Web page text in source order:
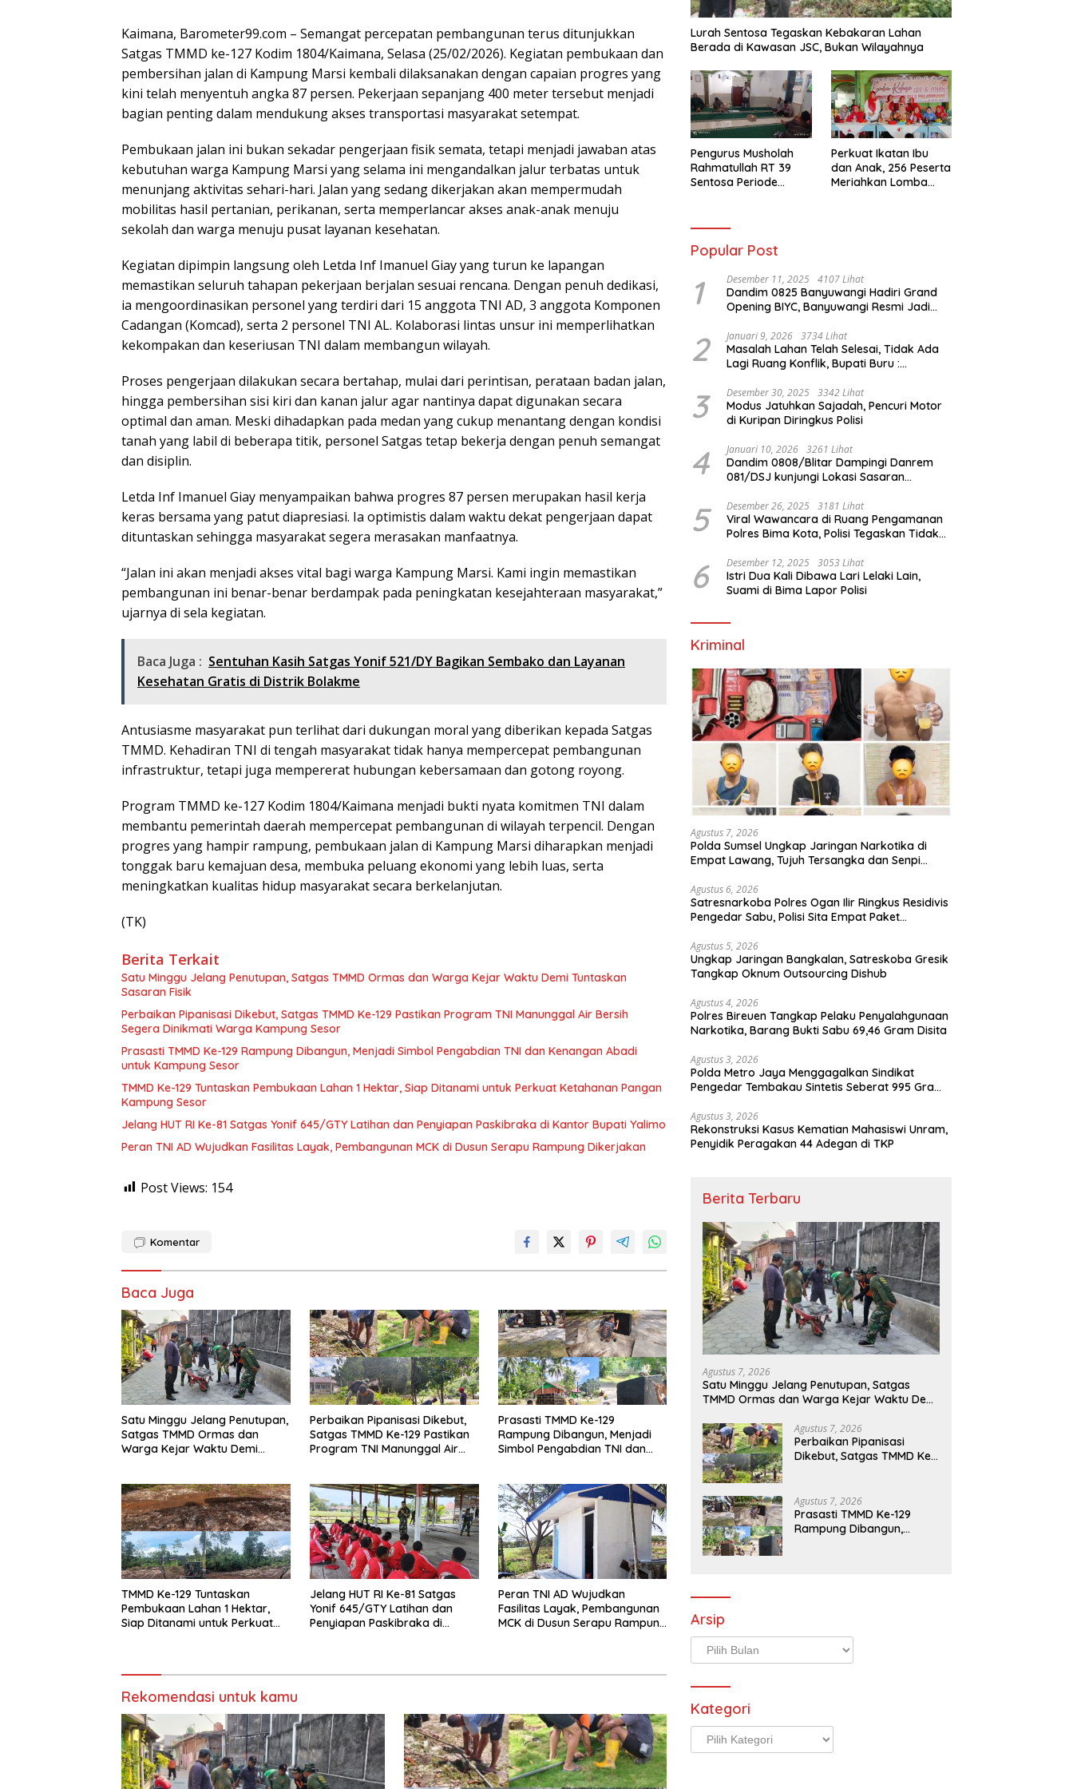
Kaimana, Barometer99.com – Semangat percepatan pembangunan terus ditunjukkan
Satgas TMMD ke-127 Kodim 1804/Kaimana, Selasa (25/02/2026). Kegiatan pembukaan dan
pembersihan jalan di Kampung Marsi kembali dilaksanakan dengan capaian progres yang
kini telah menyentuh angka 87 persen. Pekerjaan sepanjang 400 meter tersebut menjadi
bagian penting dalam mendukung akses transportasi masyarakat setempat.
Pembukaan jalan ini bukan sekadar pengerjaan fisik semata, tetapi menjadi jawaban atas
kebutuhan warga Kampung Marsi yang selama ini mengandalkan jalur terbatas untuk
menunjang aktivitas sehari-hari. Jalan yang sedang dikerjakan akan mempermudah
mobilitas hasil pertanian, perikanan, serta memperlancar akses anak-anak menuju
sekolah dan warga menuju pusat layanan kesehatan.
Kegiatan dipimpin langsung oleh Letda Inf Imanuel Giay yang turun ke lapangan
memastikan seluruh tahapan pekerjaan berjalan sesuai rencana. Dengan penuh dedikasi,
ia mengoordinasikan personel yang terdiri dari 15 anggota TNI AD, 3 anggota Komponen
Cadangan (Komcad), serta 2 personel TNI AL. Kolaborasi lintas unsur ini memperlihatkan
kekompakan dan keseriusan TNI dalam membangun wilayah.
Proses pengerjaan dilakukan secara bertahap, mulai dari perintisan, perataan badan jalan,
hingga pembersihan sisi kiri dan kanan jalur agar nantinya dapat digunakan secara
optimal dan aman. Meski dihadapkan pada medan yang cukup menantang dengan kondisi
tanah yang labil di beberapa titik, personel Satgas tetap bekerja dengan penuh semangat
dan disiplin.
Letda Inf Imanuel Giay menyampaikan bahwa progres 87 persen merupakan hasil kerja
keras bersama yang patut diapresiasi. Ia optimistis dalam waktu dekat pengerjaan dapat
dituntaskan sehingga masyarakat segera merasakan manfaatnya.
“Jalan ini akan menjadi akses vital bagi warga Kampung Marsi. Kami ingin memastikan
pembangunan ini benar-benar berdampak pada peningkatan kesejahteraan masyarakat,”
ujarnya di sela kegiatan.
Baca Juga : Sentuhan Kasih Satgas Yonif 521/DY Bagikan Sembako dan Layanan
Kesehatan Gratis di Distrik Bolakme
Antusiasme masyarakat pun terlihat dari dukungan moral yang diberikan kepada Satgas
TMMD. Kehadiran TNI di tengah masyarakat tidak hanya mempercepat pembangunan
infrastruktur, tetapi juga mempererat hubungan kebersamaan dan gotong royong.
Program TMMD ke-127 Kodim 1804/Kaimana menjadi bukti nyata komitmen TNI dalam
membantu pemerintah daerah mempercepat pembangunan di wilayah terpencil. Dengan
progres yang hampir rampung, pembukaan jalan di Kampung Marsi diharapkan menjadi
tonggak baru kemajuan desa, membuka peluang ekonomi yang lebih luas, serta
meningkatkan kualitas hidup masyarakat secara berkelanjutan.
(TK)
Berita Terkait
Satu Minggu Jelang Penutupan, Satgas TMMD Ormas dan Warga Kejar Waktu Demi Tuntaskan
Sasaran Fisik
Perbaikan Pipanisasi Dikebut, Satgas TMMD Ke-129 Pastikan Program TNI Manunggal Air Bersih
Segera Dinikmati Warga Kampung Sesor
Prasasti TMMD Ke-129 Rampung Dibangun, Menjadi Simbol Pengabdian TNI dan Kenangan Abadi
untuk Kampung Sesor
TMMD Ke-129 Tuntaskan Pembukaan Lahan 1 Hektar, Siap Ditanami untuk Perkuat Ketahanan Pangan
Kampung Sesor
Jelang HUT RI Ke-81 Satgas Yonif 645/GTY Latihan dan Penyiapan Paskibraka di Kantor Bupati Yalimo
Peran TNI AD Wujudkan Fasilitas Layak, Pembangunan MCK di Dusun Serapu Rampung Dikerjakan
Post Views: 154
Komentar
Baca Juga
Satu Minggu Jelang Penutupan,
Satgas TMMD Ormas dan
Warga Kejar Waktu Demi
Perbaikan Pipanisasi Dikebut,
Satgas TMMD Ke-129 Pastikan
Program TNI Manunggal Air
Prasasti TMMD Ke-129
Rampung Dibangun, Menjadi
Simbol Pengabdian TNI dan
TMMD Ke-129 Tuntaskan
Pembukaan Lahan 1 Hektar,
Siap Ditanami untuk Perkuat
Jelang HUT RI Ke-81 Satgas
Yonif 645/GTY Latihan dan
Penyiapan Paskibraka di
Peran TNI AD Wujudkan
Fasilitas Layak, Pembangunan
MCK di Dusun Serapu Rampung
Rekomendasi untuk kamu
Lurah Sentosa Tegaskan Kebakaran Lahan
Berada di Kawasan JSC, Bukan Wilayahnya
Pengurus Musholah
Rahmatullah RT 39
Sentosa Periode
Perkuat Ikatan Ibu
dan Anak, 256 Peserta
Meriahkan Lomba
Popular Post
1 Desember 11, 2025 4107 Lihat
Dandim 0825 Banyuwangi Hadiri Grand
Opening BIYC, Banyuwangi Resmi Jadi
2 Januari 9, 2026 3734 Lihat
Masalah Lahan Telah Selesai, Tidak Ada
Lagi Ruang Konflik, Bupati Buru :
Januari 2026
3 Desember 30, 2025 3342 Lihat
Modus Jatuhkan Sajadah, Pencuri Motor
di Kuripan Diringkus Polisi
4 Januari 10, 2026 3261 Lihat
Dandim 0808/Blitar Dampingi Danrem
081/DSJ kunjungi Lokasi Sasaran
Blitar
5 Desember 26, 2025 3181 Lihat
Viral Wawancara di Ruang Pengamanan
Polres Bima Kota, Polisi Tegaskan Tidak
6 Desember 12, 2025 3053 Lihat
Istri Dua Kali Dibawa Lari Lelaki Lain,
Suami di Bima Lapor Polisi
Kriminal
Agustus 7, 2026
Polda Sumsel Ungkap Jaringan Narkotika di
Empat Lawang, Tujuh Tersangka dan Senpi
Agustus 6, 2026
Satresnarkoba Polres Ogan Ilir Ringkus Residivis
Pengedar Sabu, Polisi Sita Empat Paket
Agustus 5, 2026
Ungkap Jaringan Bangkalan, Satreskoba Gresik
Tangkap Oknum Outsourcing Dishub
Agustus 4, 2026
Polres Bireuen Tangkap Pelaku Penyalahgunaan
Narkotika, Barang Bukti Sabu 69,46 Gram Disita
Agustus 3, 2026
Polda Metro Jaya Menggagalkan Sindikat
Pengedar Tembakau Sintetis Seberat 995 Gram
Melalui Media Sosial
Agustus 3, 2026
Rekonstruksi Kasus Kematian Mahasiswi Unram,
Penyidik Peragakan 44 Adegan di TKP
Berita Terbaru
Agustus 7, 2026
Satu Minggu Jelang Penutupan, Satgas
TMMD Ormas dan Warga Kejar Waktu Demi
Agustus 7, 2026
Perbaikan Pipanisasi
Dikebut, Satgas TMMD Ke-
Segera Dinikmati Warga
Kampung Sesor
Agustus 7, 2026
Prasasti TMMD Ke-129
Rampung Dibangun,
Arsip
Arsip
Kategori
Kategori